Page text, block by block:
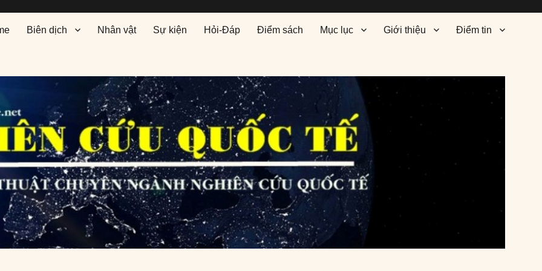
Biên dịch Nhân vật Sự kiện Hỏi-Đáp Điểm sách Mục lục Giới thiệu Điểm tin